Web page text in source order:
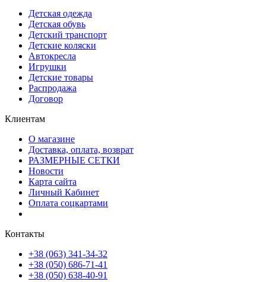
Детская одежда
Детская обувь
Детский транспорт
Детские коляски
Автокресла
Игрушки
Детские товары
Распродажа
Договор
Клиентам
О магазине
Доставка, оплата, возврат
РАЗМЕРНЫЕ СЕТКИ
Новости
Карта сайта
Личный Кабинет
Оплата соцкартами
Контакты
+38 (063) 341-34-32
+38 (050) 686-71-41
+38 (050) 638-40-91